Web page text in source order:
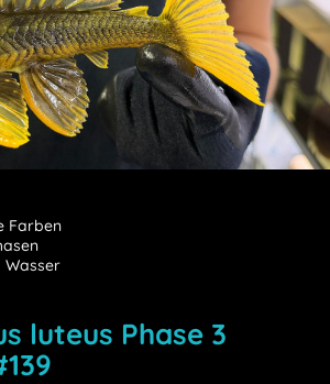
Farben
luteus Phase 3